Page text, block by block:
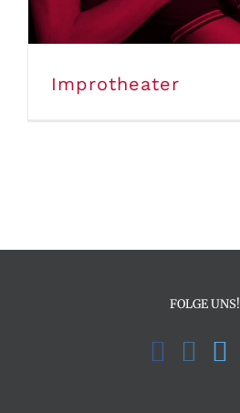
Improtheater
FOLGE UNS!